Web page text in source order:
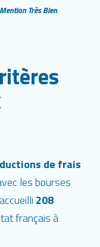
Mention Très Bien.
de frais
les bourses
208
français à